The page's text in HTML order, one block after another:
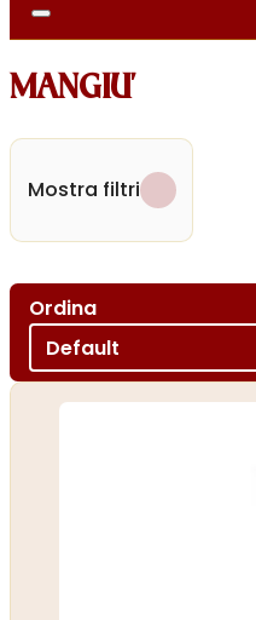
MANGIU'
Mostra filtri
Ordina
Ordina per
Sort content